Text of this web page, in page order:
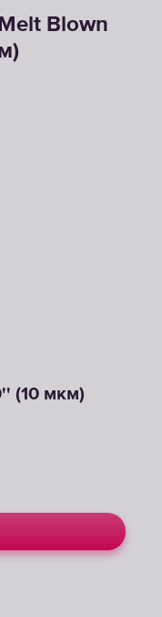
Blown
(10 мкм)